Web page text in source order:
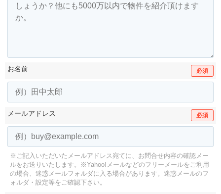
お名前 必須
メールアドレス 必須
※ご記入いただいたメールアドレス宛てに、お問合せ内容の確認メー
ルをお送りいたします。
※Yahoo!メールなどのフリーメールをご利用
の場合、迷惑メールフォルダに入る場合があります。 迷惑メールのフ
ォルダ・設定等をご確認下さい。